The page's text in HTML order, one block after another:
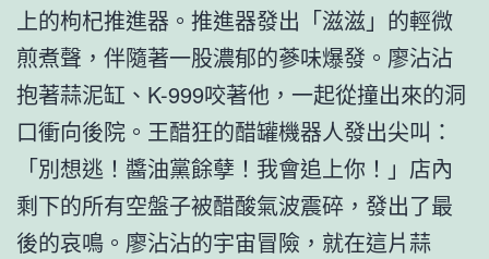
上的枸杞推進器。推進器發出「滋滋」的輕微
煎煮聲，伴隨著一股濃郁的蔘味爆發。廖沾沾
抱著蒜泥缸、K-999咬著他，一起從撞出來的洞
口衝向後院。王醋狂的醋罐機器人發出尖叫：
「別想逃！醬油黨餘孽！我會追上你！」店內
剩下的所有空盤子被醋酸氣波震碎，發出了最
後的哀鳴。廖沾沾的宇宙冒險，就在這片蒜